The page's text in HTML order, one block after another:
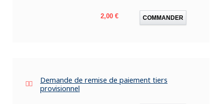
Prix
2,00 € COMMANDER
Demande de remise de paiement tiers
provisionnel